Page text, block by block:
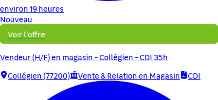
environ 19 heures
Nouveau
Voir l'offre
Vendeur (H/F) en magasin - Collégien - CDI 35h
Collégien (77200)
Vente & Relation en Magasin CDI